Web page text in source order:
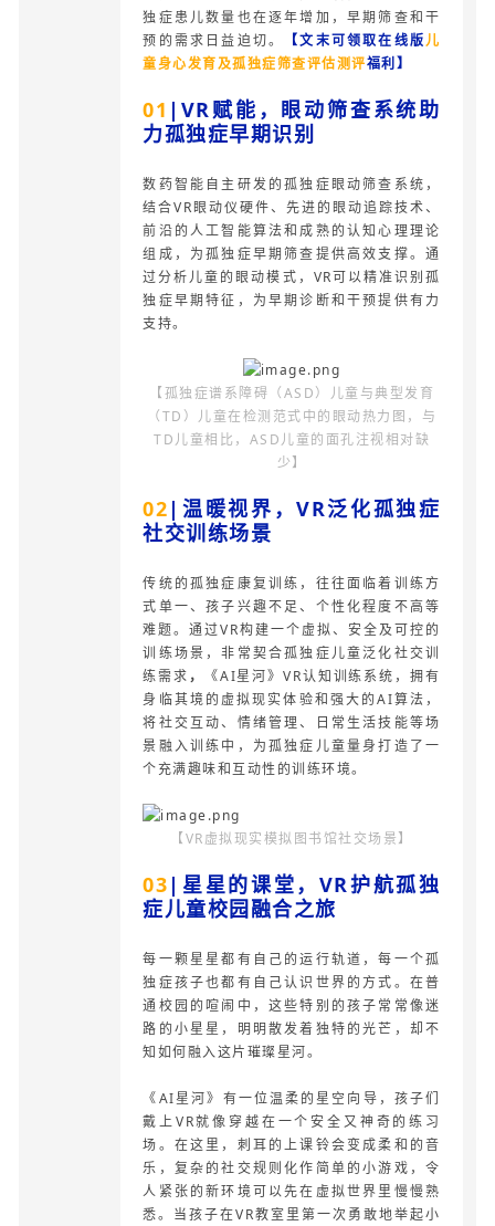
独症患儿数量也在逐年增加，早期筛查和干
预的需求日益迫切。
【文末可领取在线版儿
童身心发育及孤独症筛查评估测评福利】
01 |VR 赋能，眼动筛查系统助
力孤独症早期识别
数药智能自主研发的孤独症眼动筛查系统，
结合VR眼动仪硬件、先进的眼动追踪技术、
前沿的人工智能算法和成熟的认知心理理论
组成，为孤独症早期筛查提供高效支撑。通
过分析儿童的眼动模式，VR可以精准识别孤
独症早期特征，为早期诊断和干预提供有力
支持。
【孤独症谱系障碍（ASD）儿童与典型发育
（TD）儿童在检测范式中的眼动热力图，与
TD儿童相比，ASD儿童的面孔注视相对缺
少】
02 |温暖视界，VR泛化孤独症
社交训练场景
传统的孤独症康复训练，往往面临着训练方
式单一、孩子兴趣不足、个性化程度不高等
难题。通过VR构建一个虚拟、安全及可控的
训练场景，非常契合孤独症儿童泛化社交训
练需求 ，
《AI星河》VR认知训练系统，拥有
身临其境的虚拟现实体验和强大的AI算法，
将社交互动、情绪管理、日常生活技能等场
景融入训练中，为孤独症儿童量身打造了一
个充满趣味和互动性的训练环境。
【VR虚拟现实模拟图书馆社交场景】
03 |星星的课堂，VR护航孤独
症儿童校园融合之旅
每一颗星星都有自己的运行轨道，每一个孤
独症孩子也都有自己认识世界的方式。在普
通校园的喧闹中，这些特别的孩子常常像迷
路的小星星，明明散发着独特的光芒，却不
知如何融入这片璀璨星河。
《AI星河》有一位温柔的星空向导，孩子们
戴上VR就像穿越在一个安全又神奇的练习
场。在这里，刺耳的上课铃会变成柔和的音
乐，复杂的社交规则化作简单的小游戏，令
人紧张的新环境可以先在虚拟世界里慢慢熟
悉。当孩子在VR教室里第一次勇敢地举起小